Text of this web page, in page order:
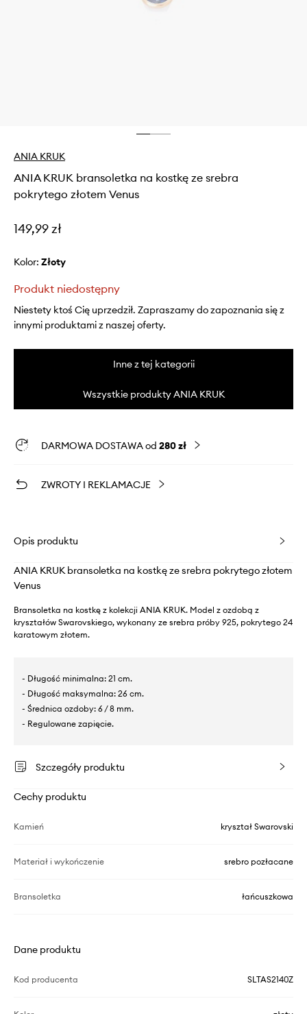
ANIA KRUK
ANIA KRUK bransoletka na kostkę ze srebra
pokrytego złotem Venus
149,99 zł
Kolor: złoty
Produkt niedostępny
Niestety ktoś Cię uprzedził. Zapraszamy do zapoznania się z
innymi produktami z naszej oferty.
Inne z tej kategorii
Wszystkie produkty ANIA KRUK
DARMOWA DOSTAWA od 280 zł
ZWROTY I REKLAMACJE
Opis produktu
ANIA KRUK bransoletka na kostkę ze srebra pokrytego złotem
Venus
Bransoletka na kostkę z kolekcji ANIA KRUK. Model z ozdobą z
kryształów Swarovskiego, wykonany ze srebra próby 925, pokrytego 24
karatowym złotem.
- Długość minimalna: 21 cm.
- Długość maksymalna: 26 cm.
- Średnica ozdoby: 6 / 8 mm.
- Regulowane zapięcie.
Szczegóły produktu
Cechy produktu
Kamień kryształ Swarovski
Materiał i wykończenie srebro pozłacane
Bransoletka łańcuszkowa
Dane produktu
Kod producenta SLTAS2140Z